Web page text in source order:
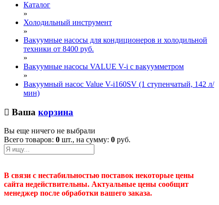
Каталог
»
Холодильный инструмент
»
Вакуумные насосы для кондиционеров и холодильной
техники от 8400 руб.
»
Вакуумные насосы VALUE V-i с вакуумметром
»
Вакуумный насос Value V-i160SV (1 ступенчатый, 142 л/
мин)
Ваша корзина
Вы еще ничего не выбрали
Всего товаров: 0 шт., на сумму: 0 руб.
В связи с нестабильностью поставок некоторые цены
сайта недействительны. Актуальные цены сообщит
менеджер после обработки вашего заказа.